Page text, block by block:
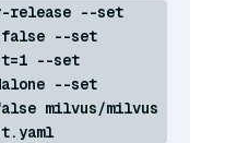
release --set
--set
--set
--set
milvus/milvus